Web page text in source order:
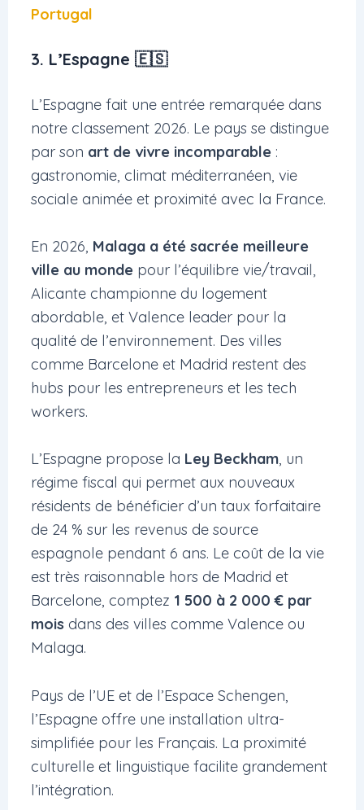
Portugal
3. L’Espagne 🇪🇸
L’Espagne fait une entrée remarquée dans
notre classement 2026. Le pays se distingue
par son art de vivre incomparable :
gastronomie, climat méditerranéen, vie
sociale animée et proximité avec la France.
En 2026, Malaga a été sacrée meilleure
ville au monde pour l’équilibre vie/travail,
Alicante championne du logement
abordable, et Valence leader pour la
qualité de l’environnement. Des villes
comme Barcelone et Madrid restent des
hubs pour les entrepreneurs et les tech
workers.
L’Espagne propose la Ley Beckham, un
régime fiscal qui permet aux nouveaux
résidents de bénéficier d’un taux forfaitaire
de 24 % sur les revenus de source
espagnole pendant 6 ans. Le coût de la vie
est très raisonnable hors de Madrid et
Barcelone, comptez 1 500 à 2 000 € par
mois dans des villes comme Valence ou
Malaga.
Pays de l’UE et de l’Espace Schengen,
l’Espagne offre une installation ultra-
simplifiée pour les Français. La proximité
culturelle et linguistique facilite grandement
l’intégration.